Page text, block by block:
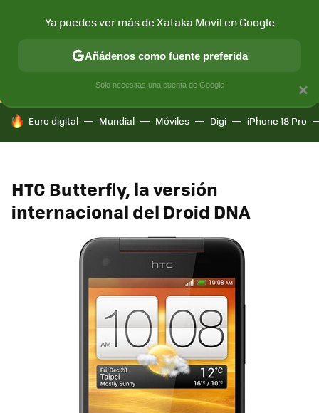
CONECTIVIDAD MÓVIL Y SOCIEDAD APLICACIONES
HOY SE HABLA DE
Euro digital Mundial Móviles Digi iPhone 18 Pro
HTC Butterfly, la versión
internacional del Droid DNA
×
Ya puedes ver más de Xataka Movil en Google
Añádenos como fuente preferida
Solo necesitas una cuenta de Google